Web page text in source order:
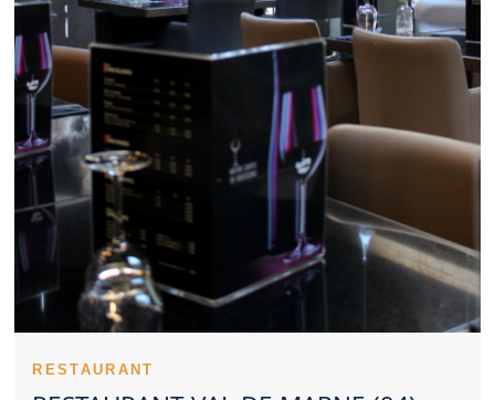
Les expériences partagées donnent une première idée d’un
Restaurant Val de Marne. Un Restaurant Val de Marne peut
aussi bien rassurer par ses classiques que surprendre par sa
créativité. Penser à réserver un Restaurant Val de Marne permet
d’éviter l’attente. Un Restaurant Val de Marne accueillant pour
petits et grands est souvent recherché. L’ambiance d’un
Restaurant Val de Marne peut transformer un simple dîner en
souvenir marquant. Une présentation travaillée constitue un
atout supplémentaire pour un Restaurant Val de Marne. Un
Restaurant Val de Marne propre rassure naturellement les
clients. Un Restaurant Val de Marne convaincant rassemble
plusieurs qualités complémentaires.
Un Restaurant Val de Marne peut devenir une adresse
incontournable pour bien manger. Le ton donné par un
Restaurant Val de Marne s’installe dès le premier contact. La
présence d’une équipe efficace aide un Restaurant Val de Marne
cuissons d’un Restaurant Val de Marne. Les entrées permettent
RESTAURANT